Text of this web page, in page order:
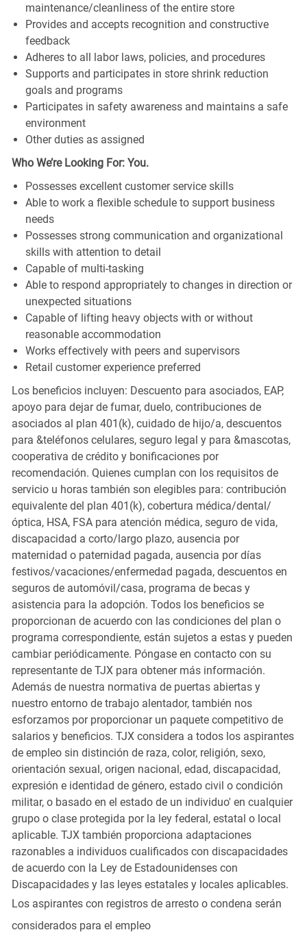
maintenance/cleanliness of the entire store
Provides and accepts recognition and constructive
feedback
Adheres to all labor laws, policies, and procedures
Supports and participates in store shrink reduction
goals and programs
Participates in safety awareness and maintains a safe
environment
Other duties as assigned
Who We’re Looking For: You.
Possesses excellent customer service skills
Able to work a flexible schedule to support business
needs
Possesses strong communication and organizational
skills with attention to detail
Capable of multi-tasking
Able to respond appropriately to changes in direction or
unexpected situations
Capable of lifting heavy objects with or without
reasonable accommodation
Works effectively with peers and supervisors
Retail customer experience preferred
Los beneficios incluyen: Descuento para asociados, EAP,
apoyo para dejar de fumar, duelo, contribuciones de
asociados al plan 401(k), cuidado de hijo/a, descuentos
para &teléfonos celulares, seguro legal y para &mascotas,
cooperativa de crédito y bonificaciones por
recomendación. Quienes cumplan con los requisitos de
servicio u horas también son elegibles para: contribución
equivalente del plan 401(k), cobertura médica/dental/
óptica, HSA, FSA para atención médica, seguro de vida,
discapacidad a corto/largo plazo, ausencia por
maternidad o paternidad pagada, ausencia por días
festivos/vacaciones/enfermedad pagada, descuentos en
seguros de automóvil/casa, programa de becas y
asistencia para la adopción. Todos los beneficios se
proporcionan de acuerdo con las condiciones del plan o
programa correspondiente, están sujetos a estas y pueden
cambiar periódicamente. Póngase en contacto con su
representante de TJX para obtener más información.
Además de nuestra normativa de puertas abiertas y
nuestro entorno de trabajo alentador, también nos
esforzamos por proporcionar un paquete competitivo de
salarios y beneficios. TJX considera a todos los aspirantes
de empleo sin distinción de raza, color, religión, sexo,
orientación sexual, origen nacional, edad, discapacidad,
expresión e identidad de género, estado civil o condición
militar, o basado en el estado de un individuo' en cualquier
grupo o clase protegida por la ley federal, estatal o local
aplicable. TJX también proporciona adaptaciones
razonables a individuos cualificados con discapacidades
de acuerdo con la Ley de Estadounidenses con
Discapacidades y las leyes estatales y locales aplicables.
Los aspirantes con registros de arresto o condena serán
considerados para el empleo